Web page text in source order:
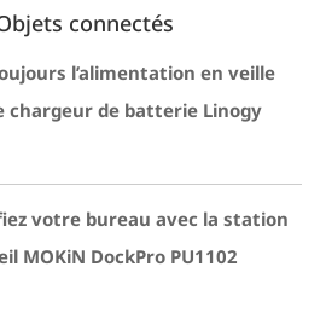
connectés
l’alimentation en veille
chargeur de batterie Linogy
votre bureau avec la station
MOKiN DockPro PU1102